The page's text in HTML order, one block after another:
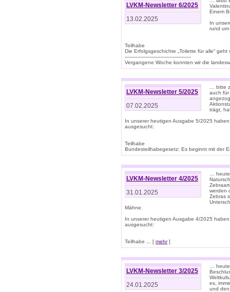
LVKM-Newsletter 6/2025
13.02.2025
Einem
In
rund
Teilhabe
Die Erfolgsgeschichte „Toilette für alle“
-------------------------------------------
Vergangene Woche konnten wir die
LVKM-Newsletter 5/2025
07.02.2025
… bitte
auch für
trägt,
In unserer heutigen Ausgabe 5/2025
ausgesucht:
Teilhabe
Bundesteilhabegesetz: Es beginnt mit der
LVKM-Newsletter 4/2025
31.01.2025
…
werden
Zebras
Mähne.
In unserer heutigen Ausgabe 4/2025
ausgesucht:
Teilhabe ... [ mehr]
LVKM-Newsletter 3/2025
24.01.2025
…
es,
und